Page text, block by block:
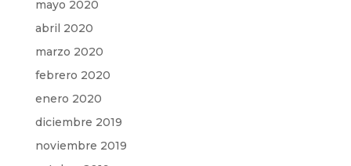
mayo 2020
abril 2020
marzo 2020
febrero 2020
enero 2020
diciembre 2019
noviembre 2019